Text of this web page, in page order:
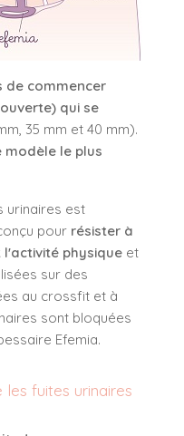
de commencer
qui se
35 mm et 40 mm).
modèle le plus
urinaires est
pour résister à
physique et
sur des
au crossfit et à
sont bloquées
Efemia.
fuites urinaires